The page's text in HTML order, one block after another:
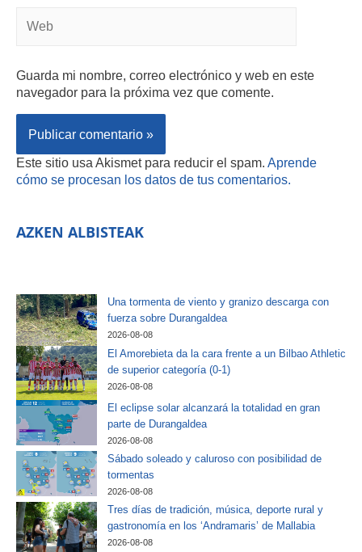
Guarda mi nombre, correo electrónico y web en este
navegador para la próxima vez que comente.
Este sitio usa Akismet para reducir el spam. Aprende
cómo se procesan los datos de tus comentarios.
AZKEN ALBISTEAK
Una tormenta de viento y granizo descarga con
fuerza sobre Durangaldea
2026-08-08
El Amorebieta da la cara frente a un Bilbao Athletic
de superior categoría (0-1)
2026-08-08
El eclipse solar alcanzará la totalidad en gran
parte de Durangaldea
2026-08-08
Sábado soleado y caluroso con posibilidad de
tormentas
2026-08-08
Tres días de tradición, música, deporte rural y
gastronomía en los ‘Andramaris’ de Mallabia
2026-08-08